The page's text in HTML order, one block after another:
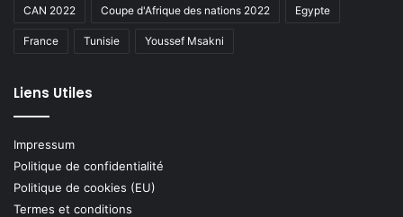
CAN 2022 Coupe d'Afrique des nations 2022 Egypte
France Tunisie Youssef Msakni
Liens Utiles
Impressum
Politique de confidentialité
Politique de cookies (EU)
Termes et conditions